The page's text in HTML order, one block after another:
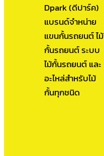
Dpark (ดีปาร์ค)
แบรนด์จำหน่าย
แขนกั้นรถยนต์ ไม้
กั้นรถยนต์ ระบบ
ไม้กั้นรถยนต์ และ
อะไหล่สำหรับไม้
กั้นทุกชนิด